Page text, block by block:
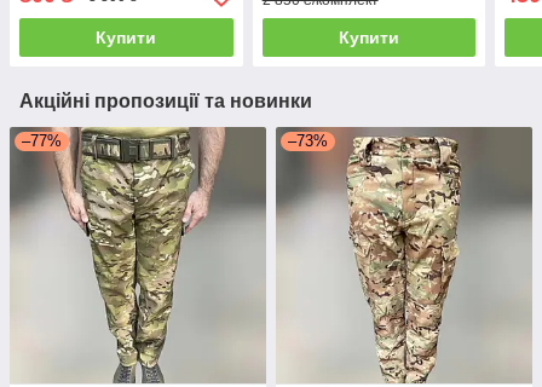
Купити Купити
Акційні пропозиції та новинки
–77% –73%